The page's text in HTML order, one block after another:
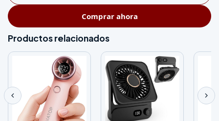
Comprar ahora
Productos relacionados